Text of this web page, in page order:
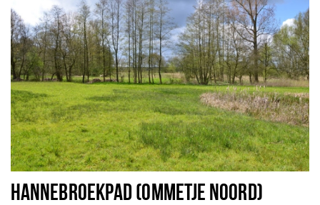
HANNEBROEKPAD (OMMETJE NOORD)